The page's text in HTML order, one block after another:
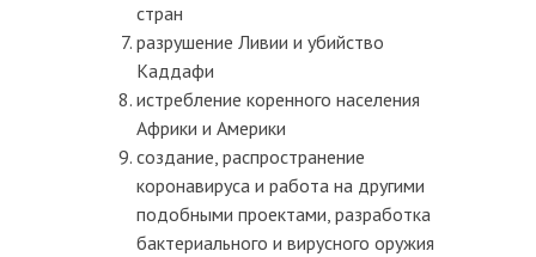
стран
разрушение Ливии и убийство
Каддафи
истребление коренного населения
Африки и Америки
создание, распространение
коронавируса и работа на другими
подобными проектами, разработка
бактериального и вирусного оружия